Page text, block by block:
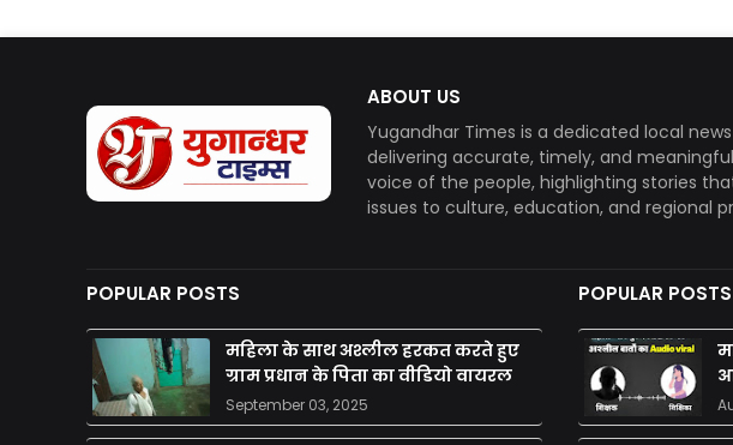
ABOUT US
Yugandhar Times is a dedicated local
delivering accurate, timely, and
voice of the people, highlighting stories
issues to culture, education, and regional
POPULAR POSTS
महिला के साथ अश्लील हरकत करते हुए
ग्राम प्रधान के पिता का वीडियो वायरल
September 03, 2025
POPULAR POSTS